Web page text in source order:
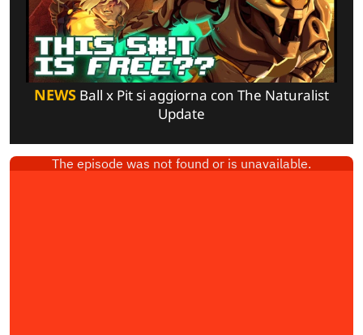
NEWS Ball x Pit si aggiorna con The Naturalist
Update